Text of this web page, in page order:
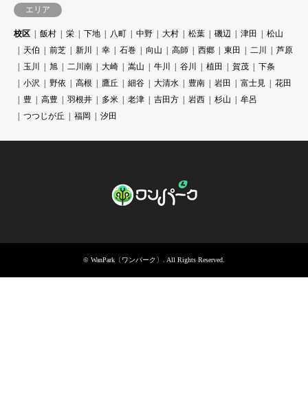
エリア
校区 飯村 栄 下地 八町 中野 大村 松葉 磯辺 津田
松山
天伯
前芝 新川 幸 石巻 向山 高師 西郷 東田 二川
芦原
玉川
旭 二川南 大崎 嵩山 牛川 谷川 植田 賀茂
下条
小沢
野依 高根 鷹丘 細谷 大清水 豊南 岩田 富士見
花田
豊
高豊 羽根井 多米 老津 吉田方 岩西 杉山
牟呂
つつじが丘
福岡 汐田
© WanPark〔ワンパーク〕 . All Rights Reserved.